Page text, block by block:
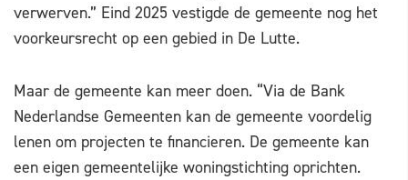
verwerven.” Eind 2025 vestigde de gemeente nog het
voorkeursrecht op een gebied in De Lutte.
Maar de gemeente kan meer doen. “Via de Bank
Nederlandse Gemeenten kan de gemeente voordelig
lenen om projecten te financieren. De gemeente kan
een eigen gemeentelijke woningstichting oprichten.